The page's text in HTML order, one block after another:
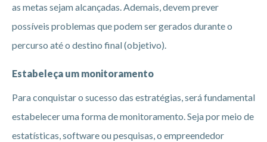
as metas sejam alcançadas. Ademais, devem prever
possíveis problemas que podem ser gerados durante o
percurso até o destino final (objetivo).
Estabeleça um monitoramento
Para conquistar o sucesso das estratégias, será fundamental
estabelecer uma forma de monitoramento. Seja por meio de
estatísticas, software ou pesquisas, o empreendedor